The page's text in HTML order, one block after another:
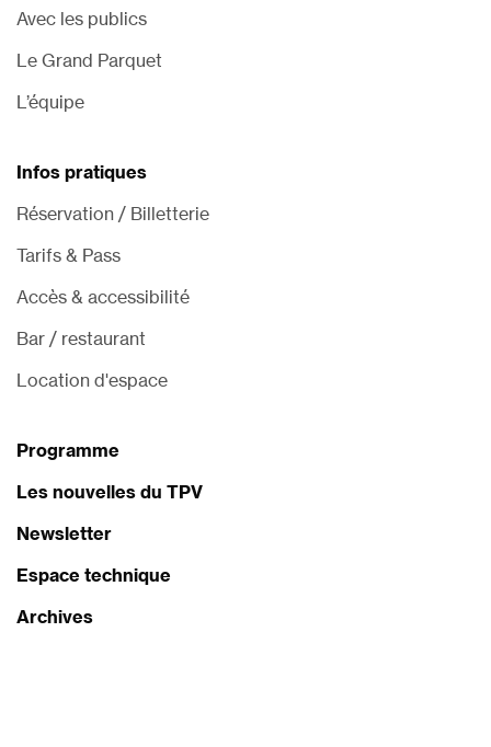
Avec les publics
Le Grand Parquet
L’équipe
Infos pratiques
Réservation / Billetterie
Tarifs & Pass
Accès & accessibilité
Bar / restaurant
Location d'espace
Programme
Les nouvelles du TPV
Newsletter
Espace technique
Archives